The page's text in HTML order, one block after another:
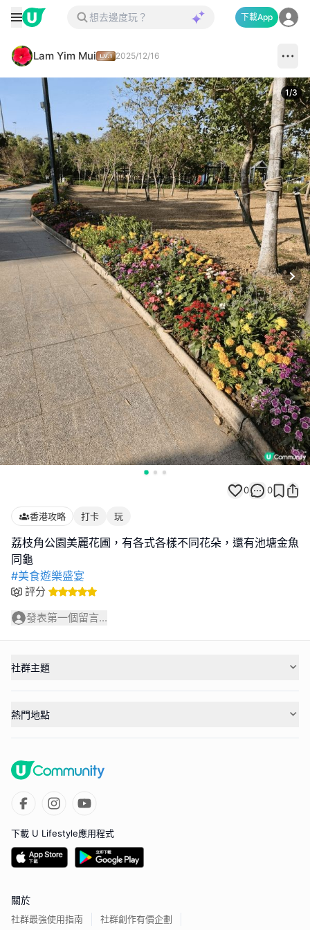
下載App
Lam Yim Mui 2025/12/16
1/3
0 0
香港攻略 打卡 玩
荔枝角公園美麗花圃，有各式各樣不同花朵，還有池塘金魚
#美食遊樂盛宴
評分
發表第一個留言...
社群主題
熱門地點
下載 U Lifestyle應用程式
關於
社群最強使用指南 社群創作有價企劃